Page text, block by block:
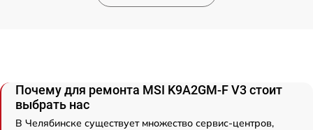
Почему для ремонта MSI K9A2GM-F V3 стоит
выбрать нас
В Челябинске существует множество сервис-центров,